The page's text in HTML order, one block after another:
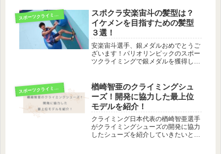
ス
ポーツクライミング
スポクラ安楽宙斗の髪型は？
イケメンを目指すための髪型
３選！
安楽宙斗選手、銀メダルおめでとうご
ざいます！パリオリンピックのスポー
ツクライミングで銀メダルを獲得した
登りはとてもかっこよかったですね。
脱力系クライマーとして知られる安...
ス
ポーツクライミング
楢崎智亜のクライミングシュ
ーズ！開発に協力した最上位
モデルを紹介！
クライミング日本代表の楢崎智亜選手
がクライミングシューズの開発に協力
したシューズを紹介していきたいと思